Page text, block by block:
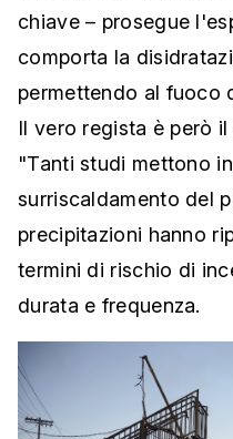
chiave – prosegue
comporta la
permettendo al fuoco
Il vero regista è però
"Tanti studi mettono
surriscaldamento del
precipitazioni hanno
termini di rischio di
durata e frequenza.